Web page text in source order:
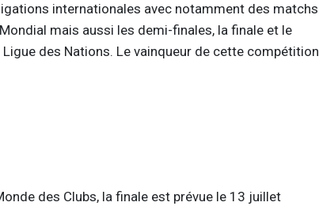
internationales avec notamment des matchs
mais aussi les demi-finales, la finale et le
des Nations. Le vainqueur de cette compétition
des Clubs, la finale est prévue le 13 juillet